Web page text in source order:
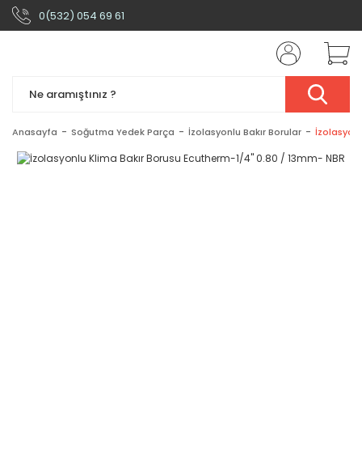
0(532) 054 69 61
Anasayfa Soğutma Yedek Parça İzolasyonlu Bakır Borular